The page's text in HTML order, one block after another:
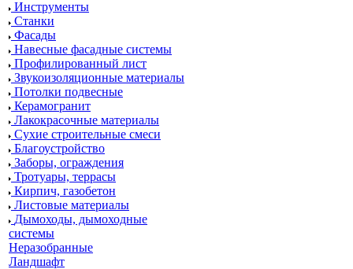
Инструменты
Станки
Фасады
Навесные фасадные системы
Профилированный лист
Звукоизоляционные материалы
Потолки подвесные
Керамогранит
Лакокрасочные материалы
Сухие строительные смеси
Благоустройство
Заборы, ограждения
Тротуары, террасы
Кирпич, газобетон
Листовые материалы
Дымоходы, дымоходные
системы
Неразобранные
Ландшафт